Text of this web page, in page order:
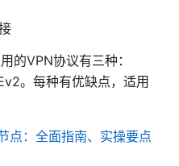
的VPN协议有三种：
。每种有优缺点，适用
点：全面指南、实操要点